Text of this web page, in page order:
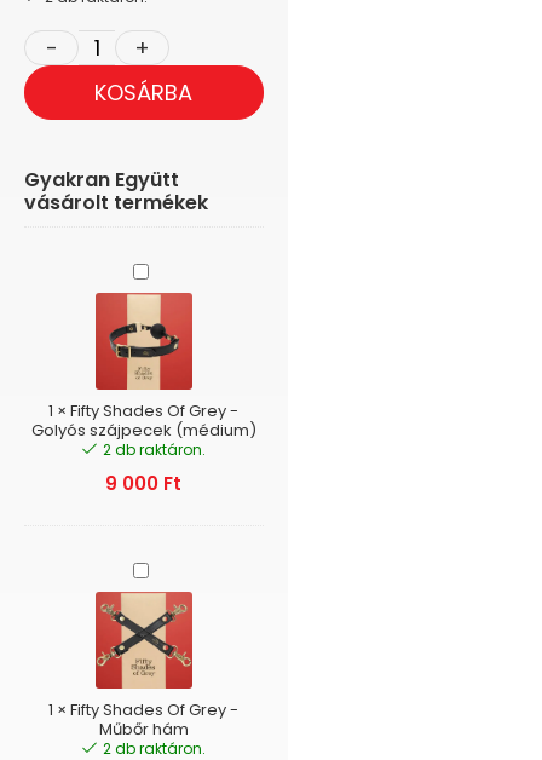
KOSÁRBA
Gyakran Együtt
vásárolt termékek
Fifty
Shades
Grey
-
Golyós
szájpecek
(médium)
1 ×Fifty Shades Of Grey -
Golyós szájpecek (médium)
2 db raktáron.
9 000 Ft
Fifty
Shades
Of
Grey
-
Műbőr
hám
1 ×Fifty Shades Of Grey -
Műbőr hám
2 db raktáron.